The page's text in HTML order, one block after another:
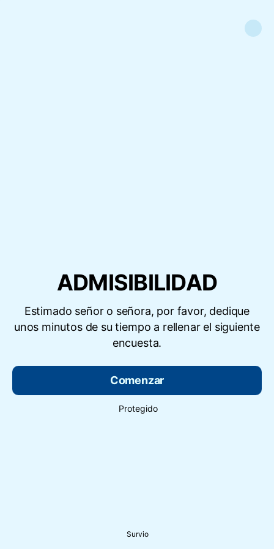
ADMISIBILIDAD
Estimado señor o señora, por favor, dedique
unos minutos de su tiempo a rellenar el siguiente
encuesta.
Comenzar
Protegido
Survio